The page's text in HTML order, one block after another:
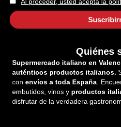
Quiénes
Supermercado italiano en
auténticos productos italianos.
con envíos a toda España .
embutidos, vinos y productos
disfrutar de la verdadera